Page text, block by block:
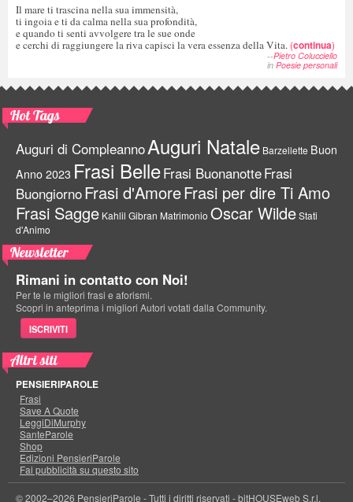
Il mare ti trascina nella sua immensità,
ti ingoia e ti da calma nella sua profondità,
e quando ti senti avvolgere tra le sue onde
e cerchi di raggiungere la riva capisci la vera essenza della Vita. (continua)
--Pietro Colucciello
in Poesie personali
Hot Tags
Auguri di CompleannoAuguri Natale Barzellette Buon
Anno 2023 Frasi BelleFrasi BuonanotteFrasi
BuongiornoFrasi d'AmoreFrasi per dire Ti Amo
Frasi Sagge Kahlil Gibran Matrimonio Oscar WildeStati
d'Animo
Newsletter
Rimani in contatto con Noi!
Per te le migliori frasi e aforismi.
Scopri in anteprima i migliori Autori votati dalla Community.
ISCRIVITI
Altri siti
PENSIERIPAROLE
Frasi
Save A Quote
LeggiDiMurphy
SanteParole
Shop
Edizioni PensieriParole
Fai pubblicità su questo sito
© 2002–2026 PensieriParole - Tutti i diritti riservati -bitHOUSEweb S.r.l.